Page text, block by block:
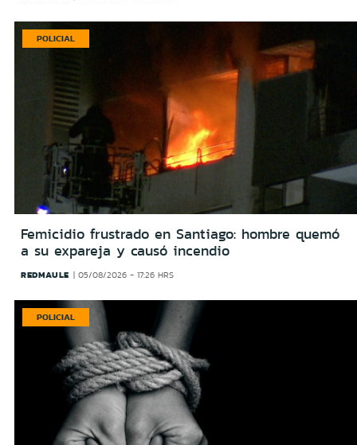
POLICIAL
Femicidio frustrado en Santiago: hombre quemó
a su expareja y causó incendio
REDMAULE 05/08/2026 - 17:26 HRS
POLICIAL